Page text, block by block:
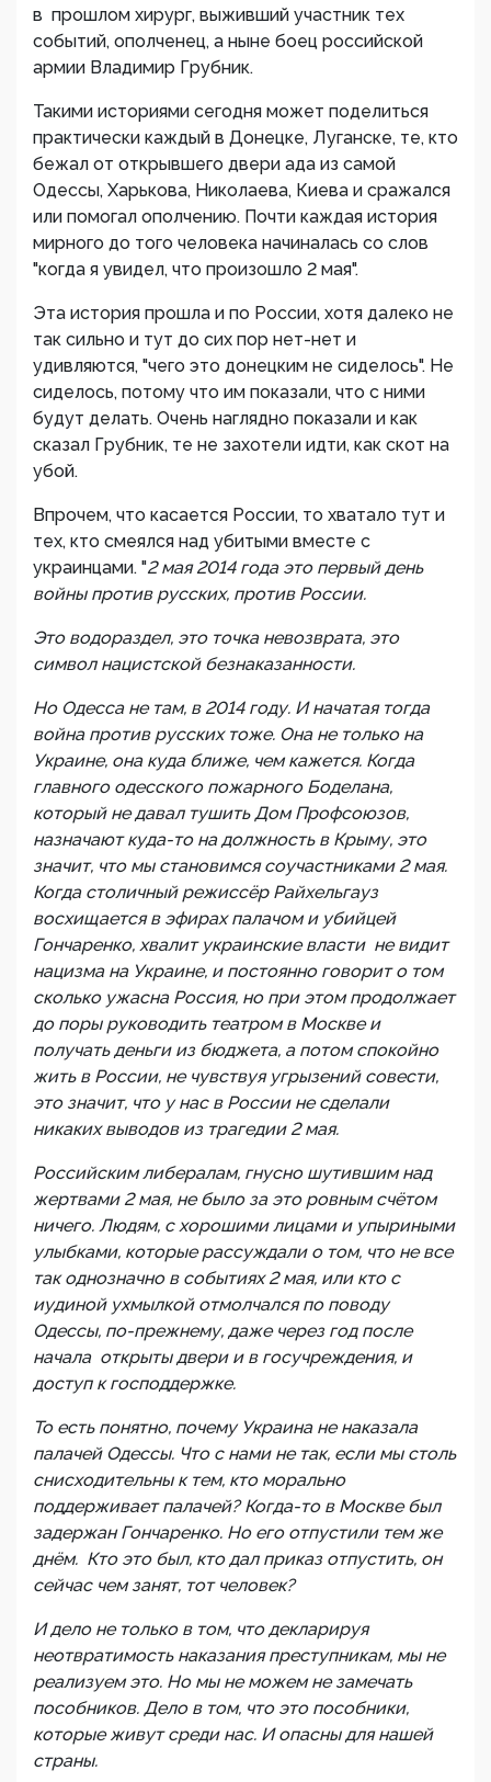
в прошлом хирург, выживший участник тех
событий, ополченец, а ныне боец российской
армии Владимир Грубник.
Такими историями сегодня может поделиться
практически каждый в Донецке, Луганске, те, кто
бежал от открывшего двери ада из самой
Одессы, Харькова, Николаева, Киева и сражался
или помогал ополчению. Почти каждая история
мирного до того человека начиналась со слов
"когда я увидел, что произошло 2 мая".
Эта история прошла и по России, хотя далеко не
так сильно и тут до сих пор нет-нет и
удивляются, "чего это донецким не сиделось". Не
сиделось, потому что им показали, что с ними
будут делать. Очень наглядно показали и как
сказал Грубник, те не захотели идти, как скот на
убой.
Впрочем, что касается России, то хватало тут и
тех, кто смеялся над убитыми вместе с
украинцами. "2 мая 2014 года это первый день
войны против русских, против России.
Это водораздел, это точка невозврата, это
символ нацистской безнаказанности.
Но Одесса не там, в 2014 году. И начатая тогда
война против русских тоже. Она не только на
Украине, она куда ближе, чем кажется. Когда
главного одесского пожарного Боделана,
который не давал тушить Дом Профсоюзов,
назначают куда-то на должность в Крыму, это
значит, что мы становимся соучастниками 2 мая.
Когда столичный режиссёр Райхельгауз
восхищается в эфирах палачом и убийцей
Гончаренко, хвалит украинские власти не видит
нацизма на Украине, и постоянно говорит о том
сколько ужасна Россия, но при этом продолжает
до поры руководить театром в Москве и
получать деньги из бюджета, а потом спокойно
жить в России, не чувствуя угрызений совести,
это значит, что у нас в России не сделали
никаких выводов из трагедии 2 мая.
Российским либералам, гнусно шутившим над
жертвами 2 мая, не было за это ровным счётом
ничего. Людям, с хорошими лицами и упыриными
улыбками, которые рассуждали о том, что не все
так однозначно в событиях 2 мая, или кто с
иудиной ухмылкой отмолчался по поводу
Одессы, по-прежнему, даже через год после
начала открыты двери и в госучреждения, и
доступ к господдержке.
То есть понятно, почему Украина не наказала
палачей Одессы. Что с нами не так, если мы столь
снисходительны к тем, кто морально
поддерживает палачей? Когда-то в Москве был
задержан Гончаренко. Но его отпустили тем же
днём. Кто это был, кто дал приказ отпустить, он
сейчас чем занят, тот человек?
И дело не только в том, что декларируя
неотвратимость наказания преступникам, мы не
реализуем это. Но мы не можем не замечать
пособников. Дело в том, что это пособники,
которые живут среди нас. И опасны для нашей
страны.